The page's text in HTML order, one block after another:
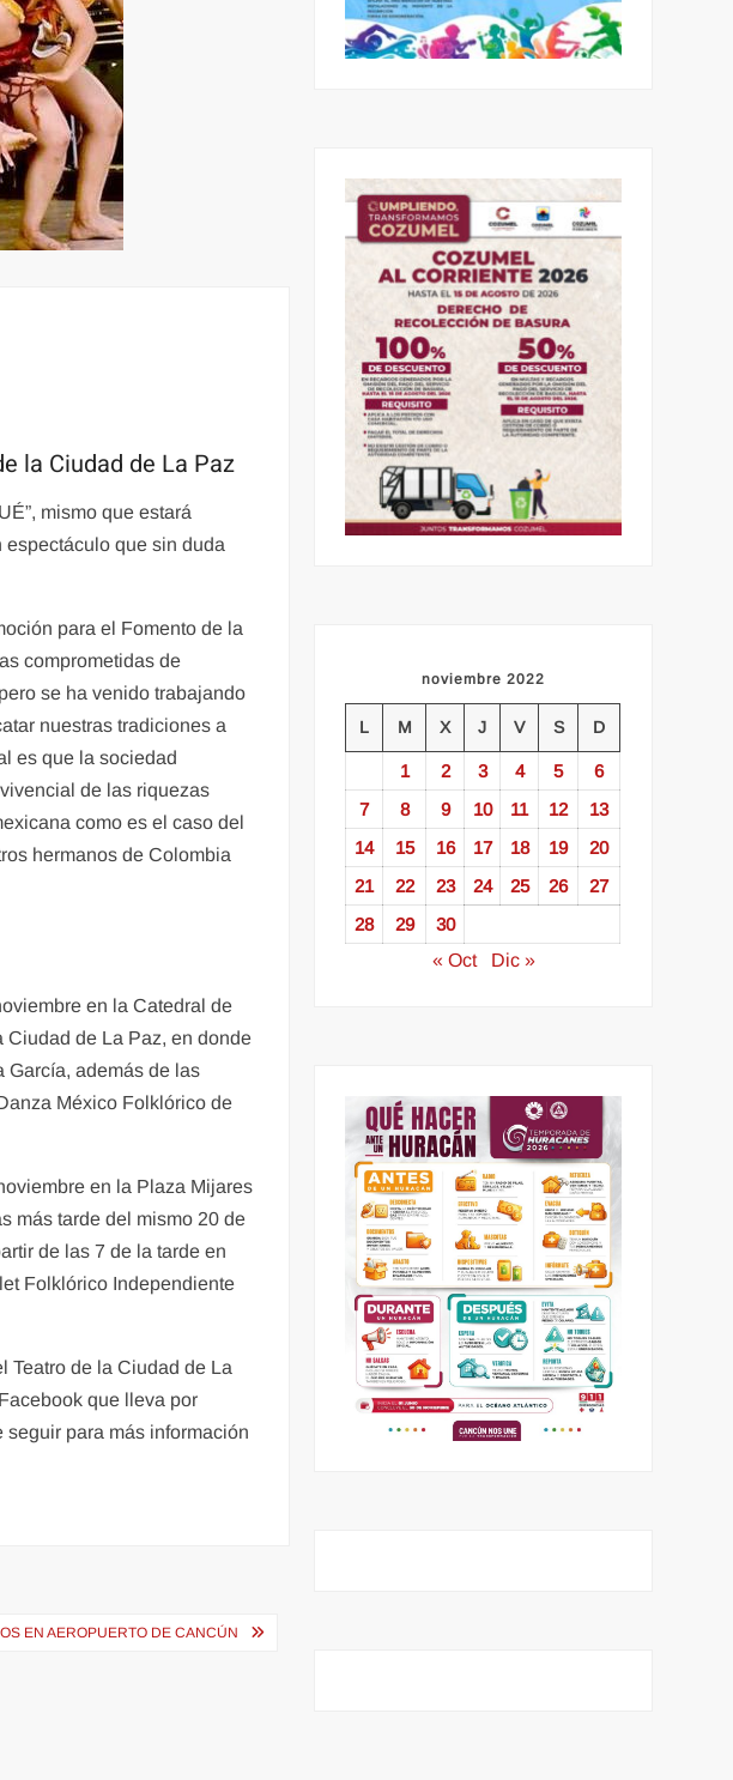
la Ciudad de La Paz
mismo que estará
que sin duda
para el Fomento de la
comprometidas de
se ha venido trabajando
nuestras tradiciones a
es que la sociedad
de las riquezas
como es el caso del
hermanos de Colombia
en la Catedral de
Ciudad de La Paz, en donde
García, además de las
México Folklórico de
en la Plaza Mijares
más tarde del mismo 20 de
de las 7 de la tarde en
Folklórico Independiente
Teatro de la Ciudad de La
que lleva por
para más información
EN AEROPUERTO DE CANCÚN
noviembre 2022
L M X J V S D
1 2 3 4 5
6
7
8 9 10 11 12
13
14
15 16 17 18 19
20
21
22 23 24 25 26
27
28
29
30
« Oct
Dic »